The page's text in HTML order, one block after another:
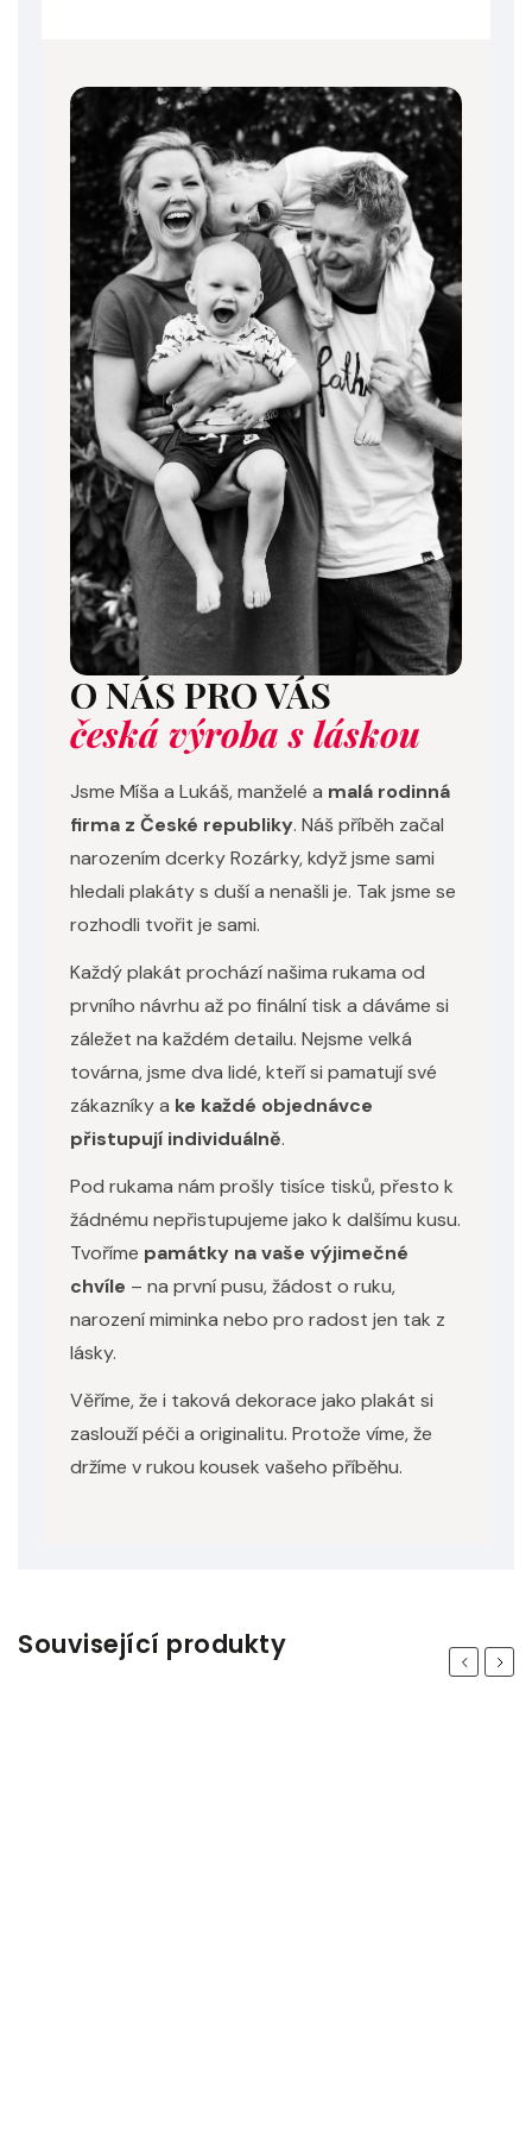
O NÁS PRO VÁS
česká výroba s láskou
Jsme Míša a Lukáš, manželé a malá rodinná
firma z České republiky. Náš příběh začal
narozením dcerky Rozárky, když jsme sami
hledali plakáty s duší a nenašli je. Tak jsme se
rozhodli tvořit je sami.
Každý plakát prochází našima rukama od
prvního návrhu až po finální tisk a dáváme si
záležet na každém detailu. Nejsme velká
továrna, jsme dva lidé, kteří si pamatují své
zákazníky a ke každé objednávce
přistupují individuálně.
Pod rukama nám prošly tisíce tisků, přesto k
žádnému nepřistupujeme jako k dalšímu kusu.
Tvoříme památky na vaše výjimečné
chvíle – na první pusu, žádost o ruku,
narození miminka nebo pro radost jen tak z
lásky.
Věříme, že i taková dekorace jako plakát si
zaslouží péči a originalitu. Protože víme, že
držíme v rukou kousek vašeho příběhu.
Související produkty Previous
Next